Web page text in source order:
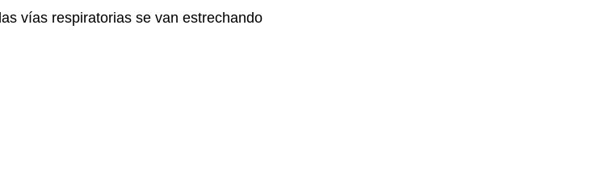
vías respiratorias se van estrechando